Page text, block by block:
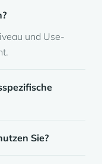
und Use-
Sie?